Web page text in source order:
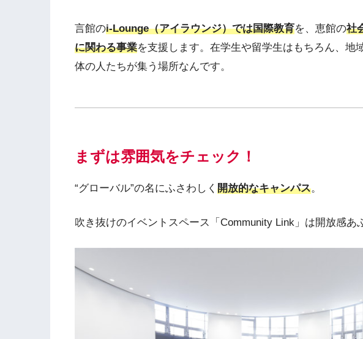
言館のi-Lounge（アイラウンジ）では国際教育を、恵館の社
に関わる事業を支援します。在学生や留学生はもちろん、地
体の人たちが集う場所なんです。
まずは雰囲気をチェック！
“グローバル”の名にふさわしく 開放的なキャンパス。
吹き抜けのイベントスペース「Community Link」は開放感あ